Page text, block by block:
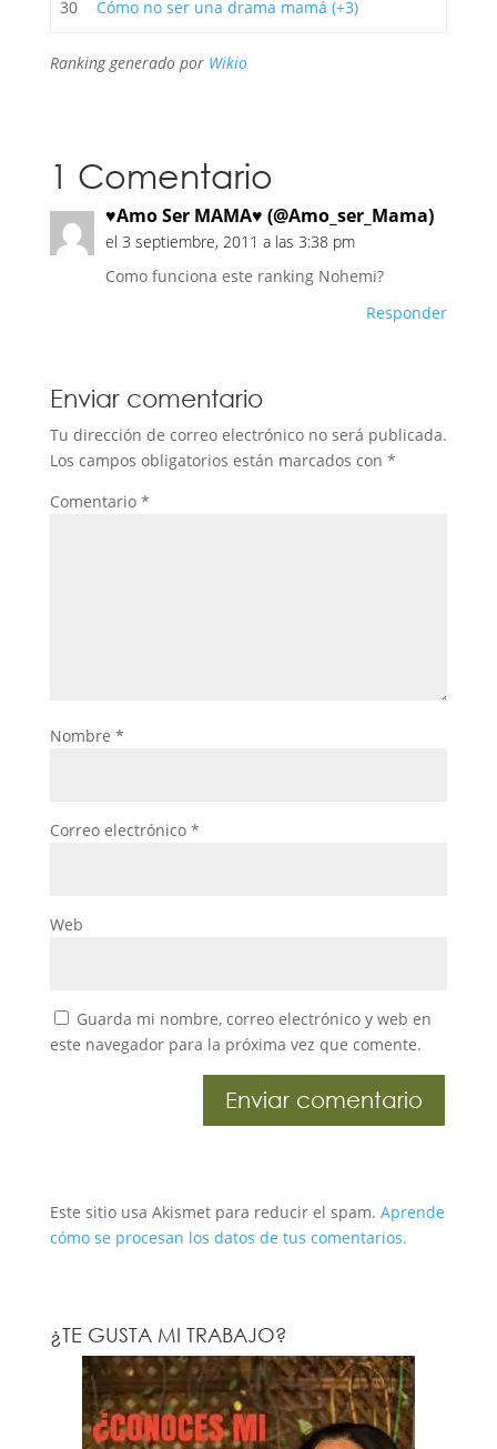
30 Cómo no ser una drama mamá (+3)
Ranking generado por Wikio
1 Comentario
♥Amo Ser MAMA♥ (@Amo_ser_Mama)
el 3 septiembre, 2011 a las 3:38 pm
Como funciona este ranking Nohemi?
Responder
Enviar comentario
Tu dirección de correo electrónico no será publicada.
Los campos obligatorios están marcados con *
Comentario *
Nombre *
Correo electrónico *
Web
Guarda mi nombre, correo electrónico y web en
este navegador para la próxima vez que comente.
Este sitio usa Akismet para reducir el spam. Aprende
cómo se procesan los datos de tus comentarios.
¿TE GUSTA MI TRABAJO?